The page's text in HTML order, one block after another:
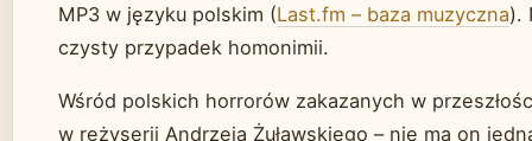
MP3 w języku polskim (Last.fm – baza muzyczna).
czysty przypadek homonimii.
Wśród polskich horrorów zakazanych w
w reżyserii Andrzeja Żuławskiego – nie ma on